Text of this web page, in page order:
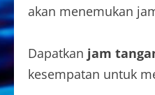
akan menemukan
Dapatkan jam
kesempatan untuk